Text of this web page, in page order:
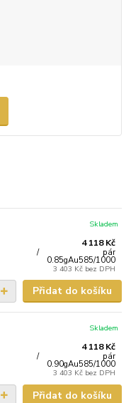
4 118 Kč
/ pár
0.85gAu585/1000
3 403 Kč bez DPH
Skladem
Přidat do košíku
4 118 Kč
/ pár
0.90gAu585/1000
3 403 Kč bez DPH
Skladem
Přidat do košíku